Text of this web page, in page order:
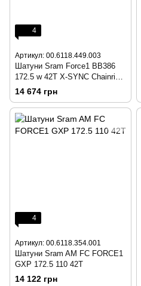
4
Артикул: 00.6118.449.003
Шатуни Sram Force1 BB386
172.5 w 42T X-SYNC Chainring
Bearings not Included
14 674 грн
4
Артикул: 00.6118.354.001
Шатуни Sram AM FC FORCE1
GXP 172.5 110 42T
14 122 грн